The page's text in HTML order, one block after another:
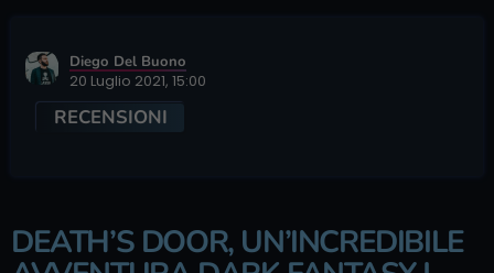
Diego Del Buono
20 Luglio 2021, 15:00
RECENSIONI
DEATH’S DOOR, UN’INCREDIBILE